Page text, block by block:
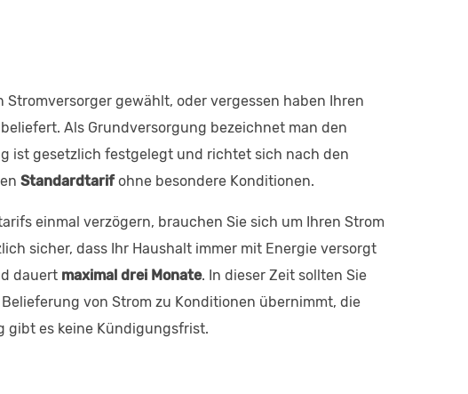
Stromversorger gewählt, oder vergessen haben Ihren
Als Grundversorgung bezeichnet man den
ist gesetzlich festgelegt und richtet sich nach den
Standardtarifohne besondere Konditionen.
einmal verzögern, brauchen Sie sich um Ihren Strom
sicher, dass Ihr Haushalt immer mit Energie versorgt
dauert maximal drei Monate. In dieser Zeit sollten Sie
von Strom zu Konditionen übernimmt, die
gibt es keine Kündigungsfrist.